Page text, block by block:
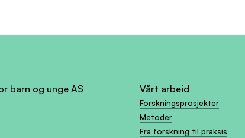
barn og unge AS Vårt arbeid
Forskningsprosjekter
Metoder
Fra forskning til praksis